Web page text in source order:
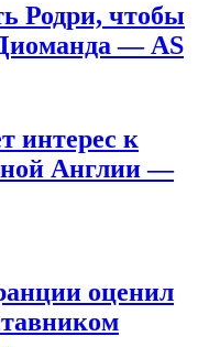
Родри, чтобы
— AS
интерес к
Англии —
оценил